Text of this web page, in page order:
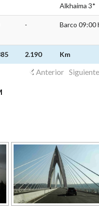
2.190 Km
Alkhaima 3*
- Barco 09:00
Anterior Siguiente